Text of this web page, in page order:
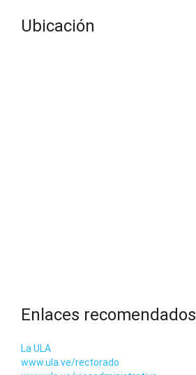
Ubicación
Enlaces recomendados
La ULA
www.ula.ve/rectorado